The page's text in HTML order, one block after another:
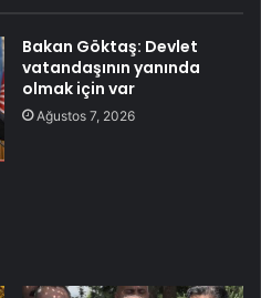
Bakan Göktaş: Devlet
vatandaşının yanında
olmak için var
Ağustos 7, 2026